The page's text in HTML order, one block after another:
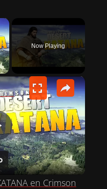
×
Now Playing
×
Cómo conseguir una KATANA en Crimson Desert | Espada Hwando
en Crimson